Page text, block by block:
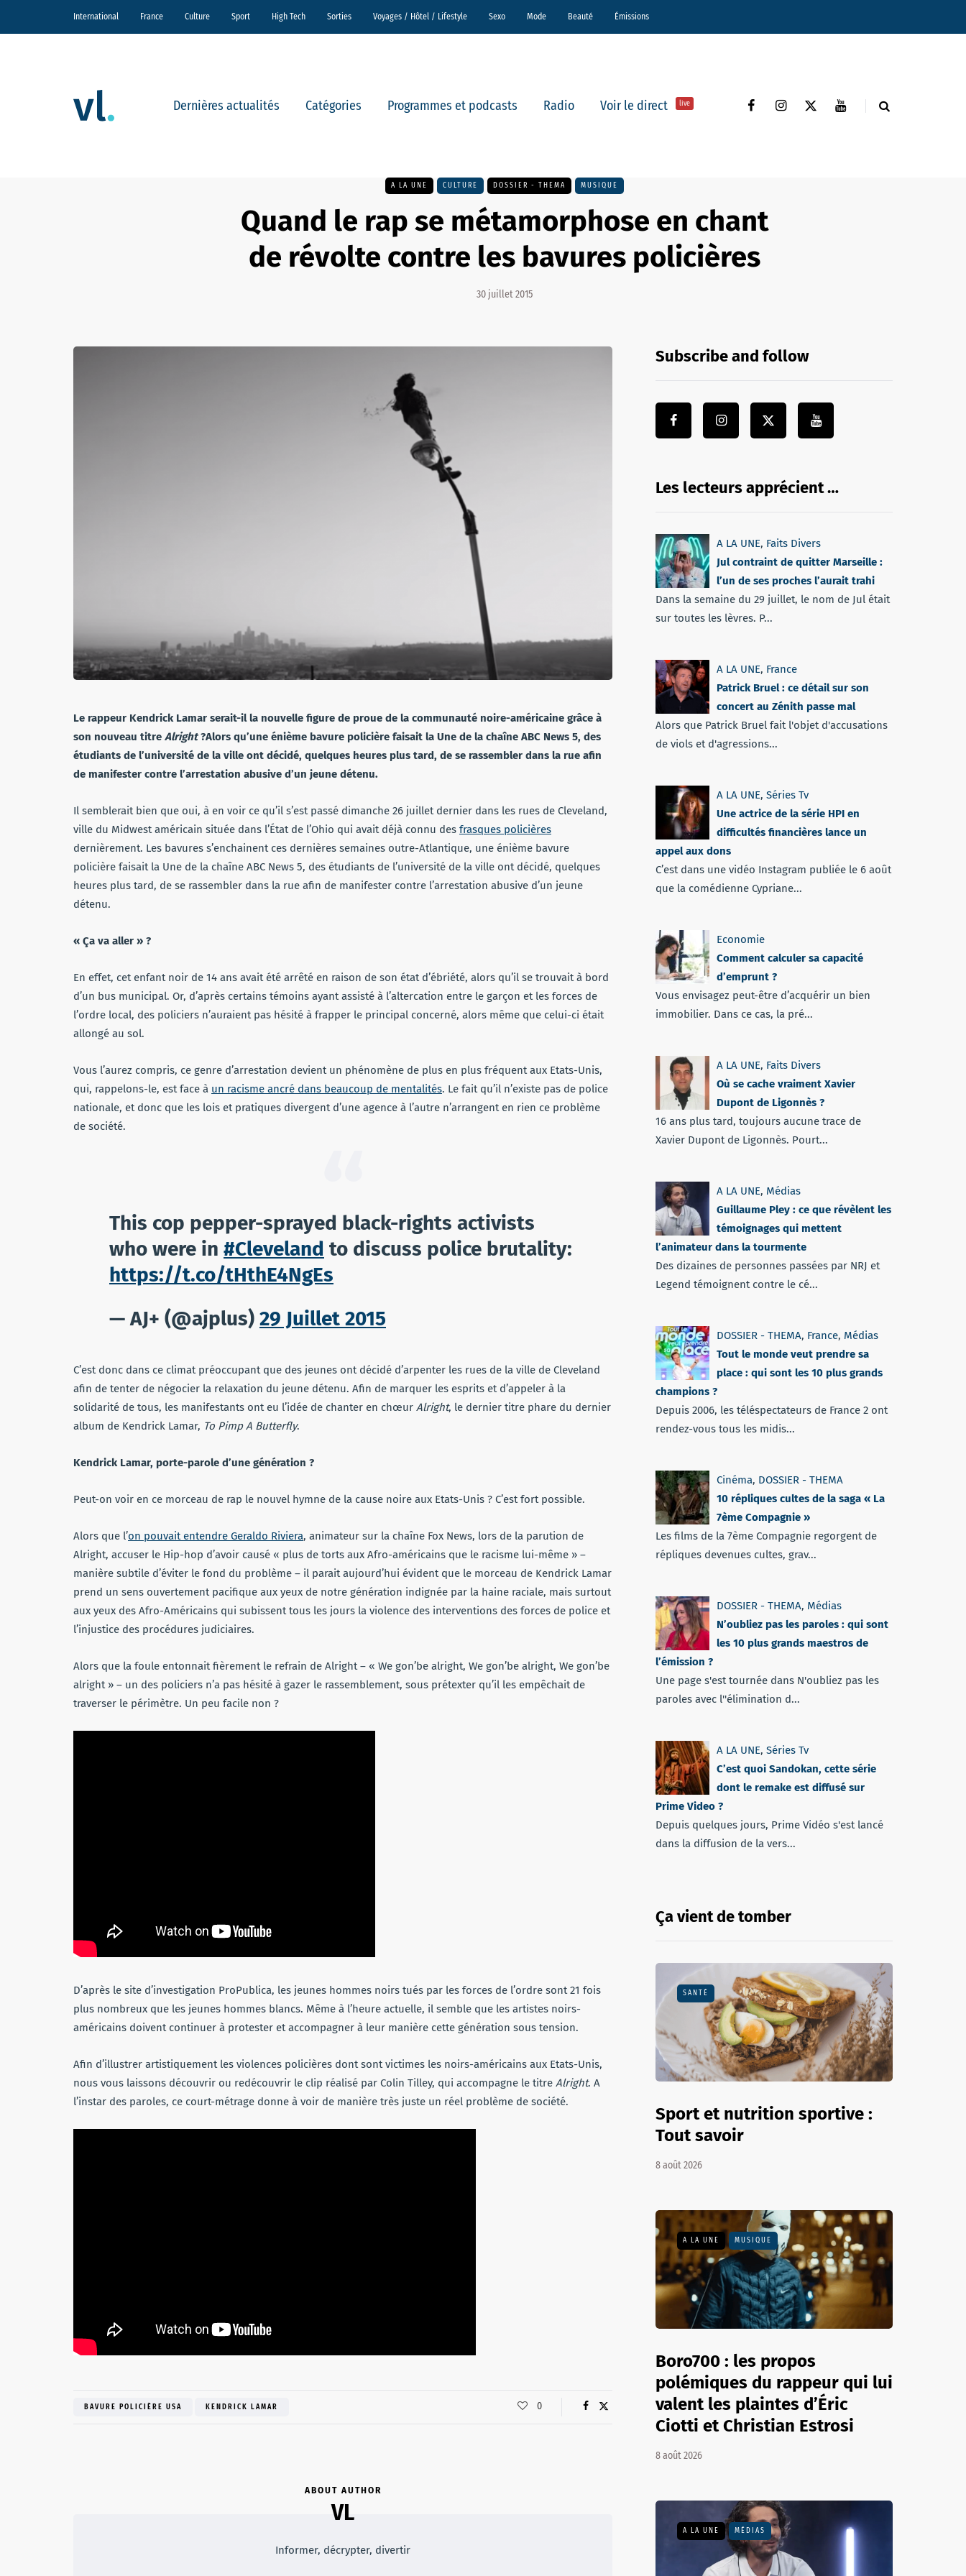
International France Culture Sport High Tech Sorties Voyages / Hôtel / Lifestyle Sexo Mode Beauté Émissions
Dernières actualités Catégories Programmes et podcasts Radio Voir le direct live
A LA UNE CULTURE DOSSIER - THEMA MUSIQUE
Quand le rap se métamorphose en chant
de révolte contre les bavures policières
30 juillet 2015
Le rappeur Kendrick Lamar serait-il la nouvelle figure de proue de la communauté noire-américaine grâce à
son nouveau titre Alright?Alors qu’une énième bavure policière faisait la Une de la chaîne ABC News 5, des
étudiants de l’université de la ville ont décidé, quelques heures plus tard, de se rassembler dans la rue afin
de manifester contre l’arrestation abusive d’un jeune détenu.
Il semblerait bien que oui, à en voir ce qu’il s’est passé dimanche 26 juillet dernier dans les rues de Cleveland,
ville du Midwest américain située dans l’État de l’Ohio qui avait déjà connu des frasques policières
dernièrement. Les bavures s’enchainent ces dernières semaines outre-Atlantique, une énième bavure
policière faisait la Une de la chaîne ABC News 5, des étudiants de l’université de la ville ont décidé, quelques
heures plus tard, de se rassembler dans la rue afin de manifester contre l’arrestation abusive d’un jeune
détenu.
« Ça va aller » ?
En effet, cet enfant noir de 14 ans avait été arrêté en raison de son état d’ébriété, alors qu’il se trouvait à bord
d’un bus municipal. Or, d’après certains témoins ayant assisté à l’altercation entre le garçon et les forces de
l’ordre local, des policiers n’auraient pas hésité à frapper le principal concerné, alors même que celui-ci était
allongé au sol.
Vous l’aurez compris, ce genre d’arrestation devient un phénomène de plus en plus fréquent aux Etats-Unis,
qui, rappelons-le, est face à un racisme ancré dans beaucoup de mentalités. Le fait qu’il n’existe pas de police
nationale, et donc que les lois et pratiques divergent d’une agence à l’autre n’arrangent en rien ce problème
de société.
This cop pepper-sprayed black-rights activists
who were in #Cleveland to discuss police brutality:
https://t.co/tHthE4NgEs
— AJ+ (@ajplus) 29 Juillet 2015
C’est donc dans ce climat préoccupant que des jeunes ont décidé d’arpenter les rues de la ville de Cleveland
afin de tenter de négocier la relaxation du jeune détenu. Afin de marquer les esprits et d’appeler à la
solidarité de tous, les manifestants ont eu l’idée de chanter en chœur Alright, le dernier titre phare du dernier
album de Kendrick Lamar, To Pimp A Butterfly.
Kendrick Lamar, porte-parole d’une génération ?
Peut-on voir en ce morceau de rap le nouvel hymne de la cause noire aux Etats-Unis ? C’est fort possible.
Alors que l’on pouvait entendre Geraldo Riviera, animateur sur la chaîne Fox News, lors de la parution de
Alright, accuser le Hip-hop d’avoir causé « plus de torts aux Afro-américains que le racisme lui-même » –
manière subtile d’éviter le fond du problème – il parait aujourd’hui évident que le morceau de Kendrick Lamar
prend un sens ouvertement pacifique aux yeux de notre génération indignée par la haine raciale, mais surtout
aux yeux des Afro-Américains qui subissent tous les jours la violence des interventions des forces de police et
l’injustice des procédures judiciaires.
Alors que la foule entonnait fièrement le refrain de Alright – « We gon’be alright, We gon’be alright, We gon’be
alright » – un des policiers n’a pas hésité à gazer le rassemblement, sous prétexter qu’il les empêchait de
traverser le périmètre. Un peu facile non ?
D’après le site d’investigation ProPublica, les jeunes hommes noirs tués par les forces de l’ordre sont 21 fois
plus nombreux que les jeunes hommes blancs. Même à l’heure actuelle, il semble que les artistes noirs-
américains doivent continuer à protester et accompagner à leur manière cette génération sous tension.
Afin d’illustrer artistiquement les violences policières dont sont victimes les noirs-américains aux Etats-Unis,
nous vous laissons découvrir ou redécouvrir le clip réalisé par Colin Tilley, qui accompagne le titre Alright. A
l’instar des paroles, ce court-métrage donne à voir de manière très juste un réel problème de société.
BAVURE POLICIÈRE USA KENDRICK LAMAR 0
ABOUT AUTHOR
VL
Informer, décrypter, divertir
Subscribe and follow
Les lecteurs apprécient …
A LA UNE, Faits Divers
Jul contraint de quitter Marseille :
l’un de ses proches l’aurait trahi
Dans la semaine du 29 juillet, le nom de Jul était
sur toutes les lèvres. P...
A LA UNE, France
Patrick Bruel : ce détail sur son
concert au Zénith passe mal
Alors que Patrick Bruel fait l'objet d'accusations
de viols et d'agressions...
A LA UNE, Séries Tv
Une actrice de la série HPI en
difficultés financières lance un
appel aux dons
C’est dans une vidéo Instagram publiée le 6 août
que la comédienne Cypriane...
Economie
Comment calculer sa capacité
d’emprunt ?
Vous envisagez peut-être d’acquérir un bien
immobilier. Dans ce cas, la pré...
A LA UNE, Faits Divers
Où se cache vraiment Xavier
Dupont de Ligonnès ?
16 ans plus tard, toujours aucune trace de
Xavier Dupont de Ligonnès. Pourt...
A LA UNE, Médias
Guillaume Pley : ce que révèlent les
témoignages qui mettent
l’animateur dans la tourmente
Des dizaines de personnes passées par NRJ et
Legend témoignent contre le cé...
DOSSIER - THEMA, France, Médias
Tout le monde veut prendre sa
place : qui sont les 10 plus grands
champions ?
Depuis 2006, les téléspectateurs de France 2 ont
rendez-vous tous les midis...
Cinéma, DOSSIER - THEMA
10 répliques cultes de la saga « La
7ème Compagnie »
Les films de la 7ème Compagnie regorgent de
répliques devenues cultes, grav...
DOSSIER - THEMA, Médias
N’oubliez pas les paroles : qui sont
les 10 plus grands maestros de
l’émission ?
Une page s'est tournée dans N'oubliez pas les
paroles avec l''élimination d...
A LA UNE, Séries Tv
C’est quoi Sandokan, cette série
dont le remake est diffusé sur
Prime Video ?
Depuis quelques jours, Prime Vidéo s'est lancé
dans la diffusion de la vers...
Ça vient de tomber
SANTÉ
Sport et nutrition sportive :
Tout savoir
8 août 2026
A LA UNE MUSIQUE
Boro700 : les propos
polémiques du rappeur qui lui
valent les plaintes d’Éric
Ciotti et Christian Estrosi
8 août 2026
A LA UNE MÉDIAS